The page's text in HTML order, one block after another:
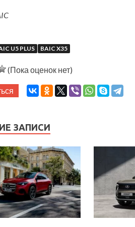
U5 PLUS BAIC X35
(Пока оценок нет)
ЗАПИСИ